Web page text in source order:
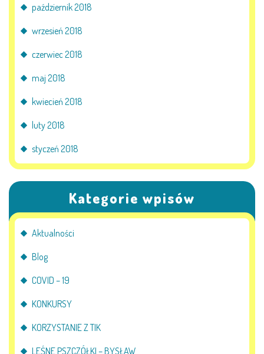
październik 2018
wrzesień 2018
czerwiec 2018
maj 2018
kwiecień 2018
luty 2018
styczeń 2018
Kategorie wpisów
Aktualności
Blog
COVID – 19
KONKURSY
KORZYSTANIE Z TIK
LEŚNE PSZCZÓŁKI – BYSŁAW